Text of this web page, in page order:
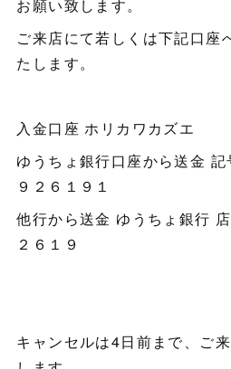
お願い致します。
ご来店にて若しくは下記口座
たします。
入金口座 ホリカワカズエ
ゆうちょ銀行口座から送金
９２６１９１
他行から送金 ゆうちょ銀行
２６１９
キャンセルは4日前まで、ご